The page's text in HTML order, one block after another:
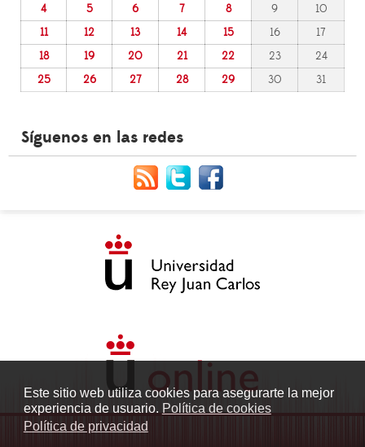
Este sitio web utiliza cookies para asegurarte la mejor
experiencia de usuario. Política de cookies
Política de privacidad
4
5 6 7 8 9
10
11
12 13 14 15 16
17
18
19 20 21 22 23
24
25
26 27 28 29 30 31
Síguenos en las redes